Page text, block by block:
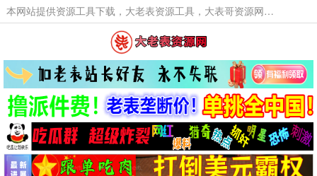
本网站提供资源工具下载，大老表资源工具，大表哥资源网软件工具，大老表资源下载，活动线报福利资源分享,活动线报，大型网游经典游戏，网络热门技术游戏辅助交流与分享。